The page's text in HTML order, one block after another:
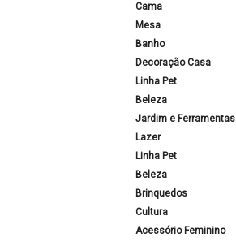
Cama
Mesa
Banho
Decoração Casa
Linha Pet
Beleza
Jardim e Ferramentas
Lazer
Linha Pet
Beleza
Brinquedos
Cultura
Acessório Feminino